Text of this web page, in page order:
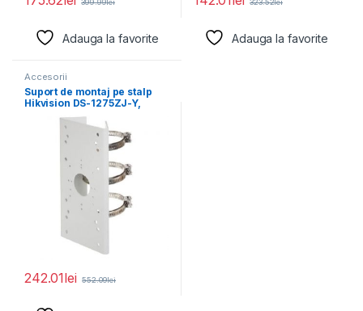
399.99lei
Adauga la favorite
323.52lei
Adauga la favorite
Accesorii
Suport de montaj pe stalp
Hikvision DS-1275ZJ-Y,
dimensiuni: 67 mm
242.01lei 552.09lei